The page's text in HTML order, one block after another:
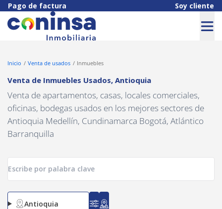
Pago de factura Soy cliente
Inicio Venta de usados Inmuebles
Venta de Inmuebles Usados, Antioquia
Venta de apartamentos, casas, locales comerciales,
oficinas, bodegas usados en los mejores sectores de
Antioquia Medellín, Cundinamarca Bogotá, Atlántico
Barranquilla
Antioquia
Navigated to Venta de Inmuebles Usados, Antioquia